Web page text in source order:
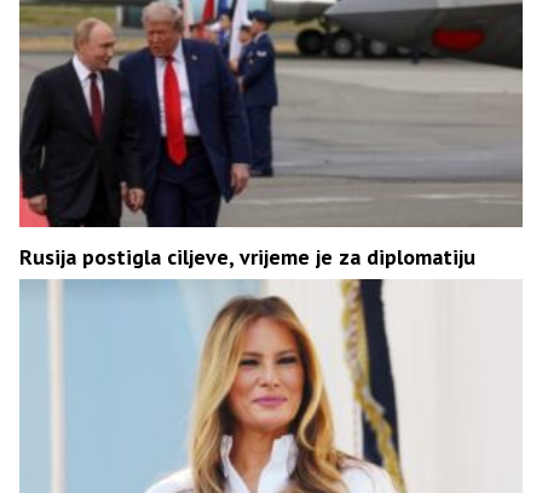
Rusija postigla ciljeve, vrijeme je za diplomatiju